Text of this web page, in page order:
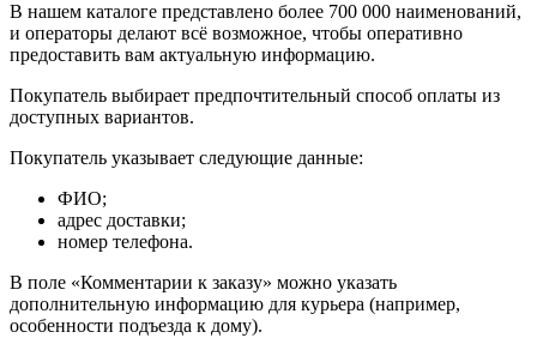
В нашем каталоге представлено более 700 000 наименований,
и операторы делают всё возможное, чтобы оперативно
предоставить вам актуальную информацию.
Покупатель выбирает предпочтительный способ оплаты из
доступных вариантов.
Покупатель указывает следующие данные:
ФИО;
адрес доставки;
номер телефона.
В поле «Комментарии к заказу» можно указать
дополнительную информацию для курьера (например,
особенности подъезда к дому).